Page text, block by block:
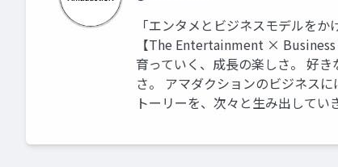
「エンタメとビジネスモデルを
【The Entertainment ×
育っていく、成長の楽しさ。 好
さ。 アマダクションのビジネス
トーリーを、次々と生み出してい